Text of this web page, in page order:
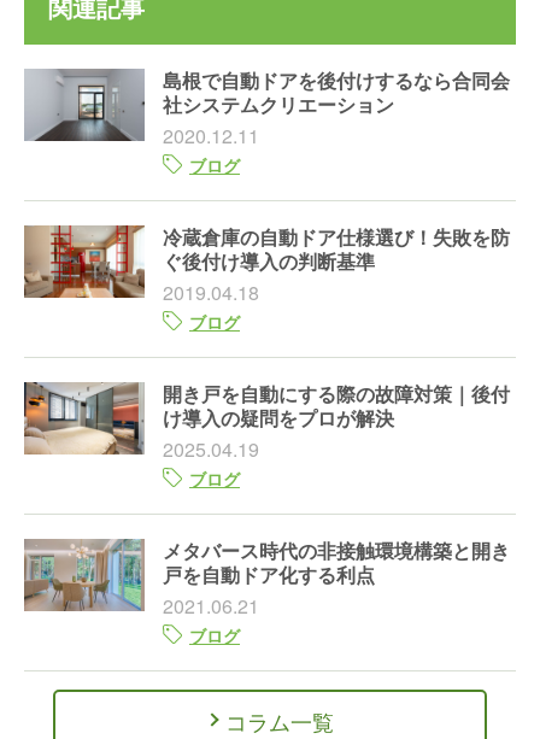
島根で自動ドアを後付けするなら合同会
社システムクリエーション
2020.12.11
ブログ
冷蔵倉庫の自動ドア仕様選び！失敗を防
ぐ後付け導入の判断基準
2019.04.18
ブログ
開き戸を自動にする際の故障対策｜後付
け導入の疑問をプロが解決
2025.04.19
ブログ
メタバース時代の非接触環境構築と開き
戸を自動ドア化する利点
2021.06.21
ブログ
コラム一覧